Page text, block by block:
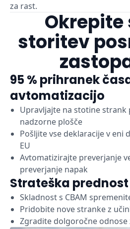
za rast.
Okrepite
storitev
95 % prihranek
avtomatizacijo
Upravljajte na stotine strank
nadzorne plošče
Pošljite vse deklaracije v eni
EU
Avtomatizirajte preverjanje
preverjanje napak
Strateška prednost
Skladnost s CBAM
Pridobite nove stranke z
Zgradite dolgoročne